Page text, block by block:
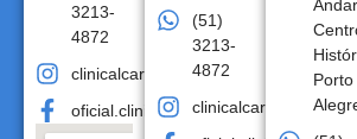
3213-
4872
clinicalcare.oficial
oficial.clinicalcare
(51)
3213-
4872
clinicalcare.oficial
Porto